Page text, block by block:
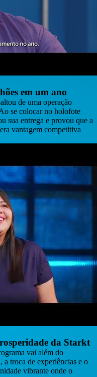
em um ano
de uma operação
se colocar no holofote
sua entrega e provou que a
vantagem competitiva
da Starkt
vai além do
a troca de experiências e o
vibrante onde o